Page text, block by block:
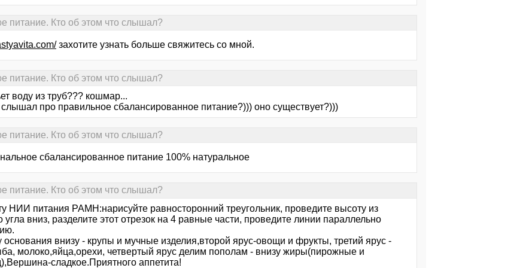
питание. Кто об этом что слышал?
захотите узнать больше свяжитесь со мной.
питание. Кто об этом что слышал?
воду из труб??? кошмар...
слышал про правильное сбалансированное питание?))) оно существует?)))
питание. Кто об этом что слышал?
сбалансированное питание 100% натуральное
питание. Кто об этом что слышал?
НИИ питания РАМН:нарисуйте равносторонний треугольник, проведите высоту из
угла вниз, разделите этот отрезок на 4 равные части, проведите линии параллельно
внизу - крупы и мучные изделия,второй ярус-овощи и фрукты, третий ярус -
молоко,яйца,орехи, четвертый ярус делим пополам - внизу жиры(пирожные и
сладкое.Приятного аппетита!